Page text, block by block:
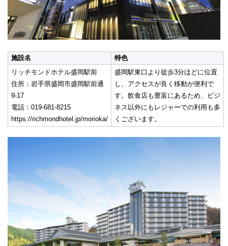
施設名
特色
リッチモンドホテル盛岡駅前
住所：岩手県盛岡市盛岡駅前通
9-17
電話：019-681-8215
https://richmondhotel.jp/morioka/
盛岡駅東口より徒歩3分ほどに位置
し、アクセスが良く移動が便利で
す。飲食店も豊富にあるため、ビジ
ネス以外にもレジャーでの利用も多
くございます。